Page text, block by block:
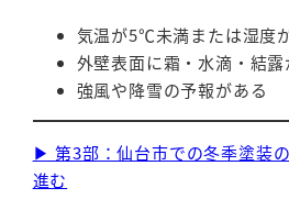
気温が5℃未満または湿度
外壁表面に霜・水滴・結露
強風や降雪の予報がある
▶ 第3部：仙台市での冬季塗装
進む